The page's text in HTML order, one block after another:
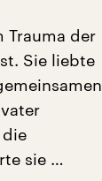
Trauma der
Sie liebte
sie …